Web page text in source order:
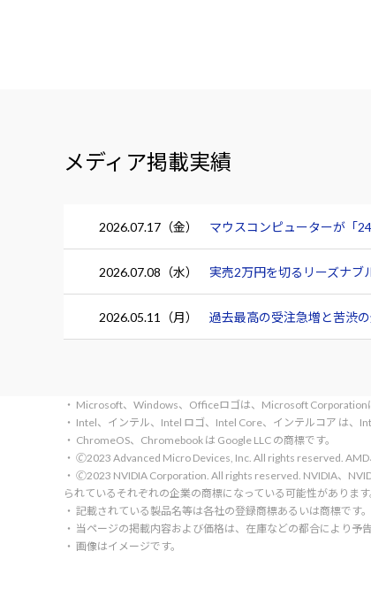
メディア掲載実績
2026.07.17（金） マウスコンピューターが「
2026.07.08（水） 実売2万円を切るリーズナ
2026.05.11（月） 過去最高の受注急増と苦渋
・ Microsoft、Windows、Officeロゴは、Microsoft Corporation
・ Intel、インテル、Intel ロゴ、Intel Core、インテルコア は、
・ ChromeOS、Chromebook は Google LLC の商標です。
・ 🄫2023 Advanced Micro Devices, Inc. All rights reserved.
・ 🄫2023 NVIDIA Corporation. All rights reserved. NVIDIA、
られているそれぞれの企業の商標になっている可能性があります
・ 記載されている製品名等は各社の登録商標あるいは商標です。
・ 当ページの掲載内容および価格は、在庫などの都合により予
・ 画像はイメージです。